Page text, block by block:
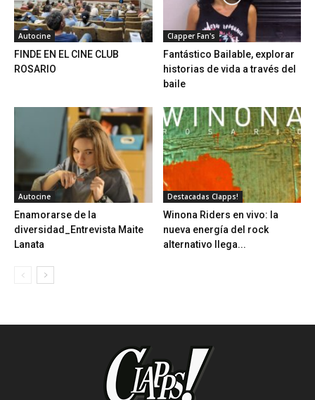
Autocine
FINDE EN EL CINE CLUB
ROSARIO
Clapper Fan's
Fantástico Bailable, explorar
historias de vida a través del
baile
Autocine
Enamorarse de la
diversidad_Entrevista Maite
Lanata
Destacadas Clapps!
Winona Riders en vivo: la
nueva energía del rock
alternativo llega...